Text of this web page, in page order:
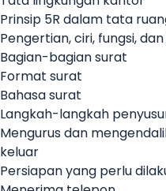
Prinsip 5R dalam tata
Pengertian, ciri, fungsi,
Bagian-bagian surat
Format surat
Bahasa surat
Langkah-langkah
Mengurus dan
keluar
Persiapan yang perlu